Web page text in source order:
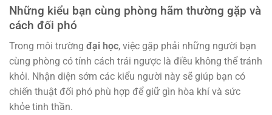
Những kiểu bạn cùng phòng hãm thường gặp và
cách đối phó
Trong môi trường đại học, việc gặp phải những người bạn
cùng phòng có tính cách trái ngược là điều không thể tránh
khỏi. Nhận diện sớm các kiểu người này sẽ giúp bạn có
chiến thuật đối phó phù hợp để giữ gìn hòa khí và sức
khỏe tinh thần.